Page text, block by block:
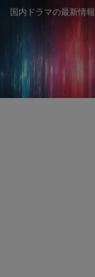
国内ドラマの最新情